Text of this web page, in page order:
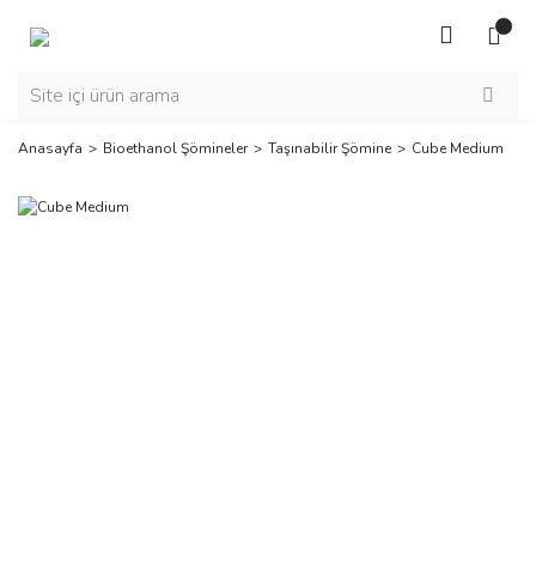
Anasayfa Bioethanol Şömineler Taşınabilir Şömine Cube Medium